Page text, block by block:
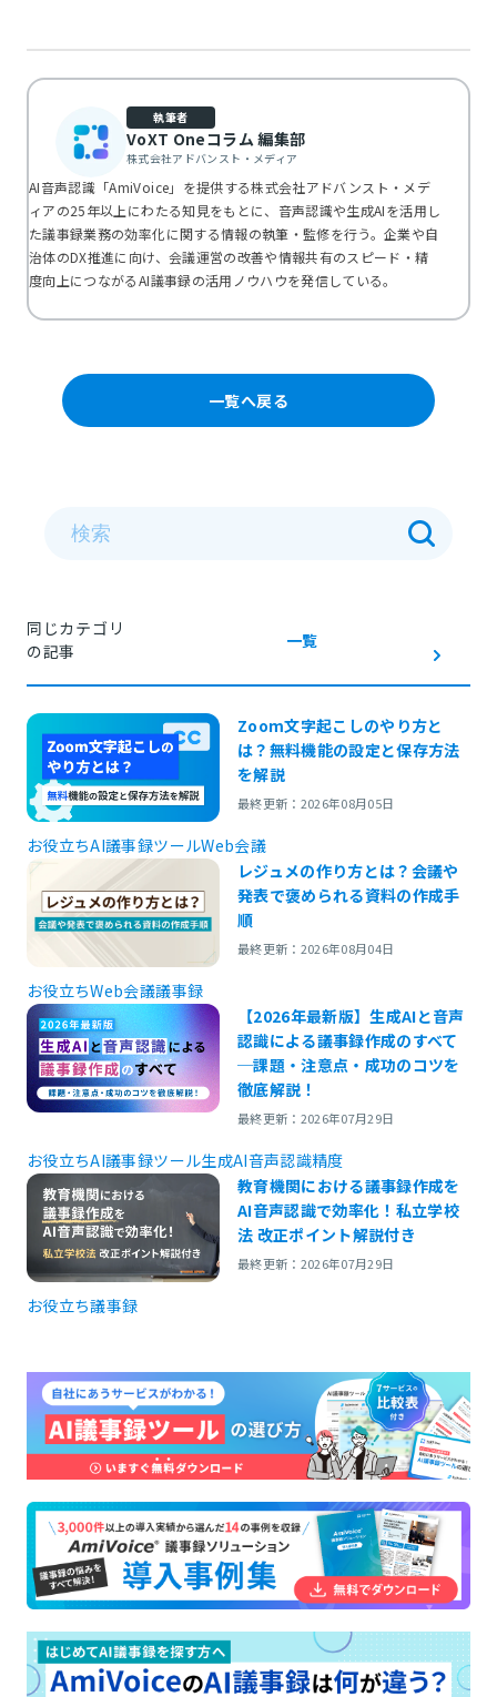
執筆者
VoXT Oneコラム 編集部
株式会社アドバンスト・メディア
AI音声認識「AmiVoice」を提供する株式会社アドバンスト・メデ
ィアの25年以上にわたる知見をもとに、音声認識や生成AIを活用し
た議事録業務の効率化に関する情報の執筆・監修を行う。企業や自
治体のDX推進に向け、会議運営の改善や情報共有のスピード・精
度向上につながるAI議事録の活用ノウハウを発信している。
一覧へ戻る
同じカテゴリ
の記事
一覧
Zoom文字起こしのやり方と
は？無料機能の設定と保存方法
を解説
最終更新：2026年08月05日
お役立ちAI議事録ツールWeb会議
レジュメの作り方とは？会議や
発表で褒められる資料の作成手
順
最終更新：2026年08月04日
お役立ちWeb会議議事録
【2026年最新版】生成AIと音声
認識による議事録作成のすべて
─課題・注意点・成功のコツを
徹底解説！
最終更新：2026年07月29日
お役立ちAI議事録ツール生成AI音声認識精度
教育機関における議事録作成を
AI音声認識で効率化！私立学校
法 改正ポイント解説付き
最終更新：2026年07月29日
お役立ち議事録